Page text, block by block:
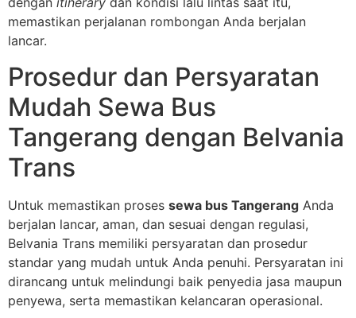
memastikan perjalanan rombongan Anda berjalan
lancar.
Prosedur dan Persyaratan
Mudah Sewa Bus
Tangerang dengan Belvania
Trans
Untuk memastikan proses sewa bus Tangerang Anda
berjalan lancar, aman, dan sesuai dengan regulasi,
Belvania Trans memiliki persyaratan dan prosedur
standar yang mudah untuk Anda penuhi. Persyaratan ini
dirancang untuk melindungi baik penyedia jasa maupun
penyewa, serta memastikan kelancaran operasional.